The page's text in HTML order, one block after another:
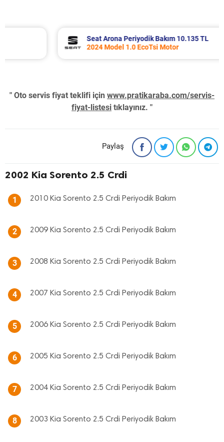
Seat Arona Periyodik Bakım 10.135 TL
2024 Model 1.0 EcoTsi Motor
" Oto servis fiyat teklifi için www.pratikaraba.com/servis-
fiyat-listesi tıklayınız. "
Paylaş
2002 Kia Sorento 2.5 Crdi
1 2010 Kia Sorento 2.5 Crdi Periyodik Bakım
2 2009 Kia Sorento 2.5 Crdi Periyodik Bakım
3 2008 Kia Sorento 2.5 Crdi Periyodik Bakım
4 2007 Kia Sorento 2.5 Crdi Periyodik Bakım
5 2006 Kia Sorento 2.5 Crdi Periyodik Bakım
6 2005 Kia Sorento 2.5 Crdi Periyodik Bakım
7 2004 Kia Sorento 2.5 Crdi Periyodik Bakım
8 2003 Kia Sorento 2.5 Crdi Periyodik Bakım